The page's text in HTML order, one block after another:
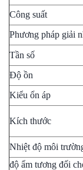
Công suất
Phương pháp giải
Tần số
Độ ồn
Kiểu ổn áp
Kích thước
Nhiệt độ môi
độ ẩm tương đối